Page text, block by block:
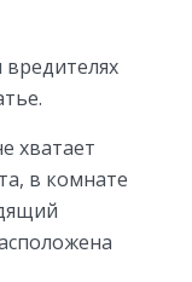
вредителях
хватает
в комнате